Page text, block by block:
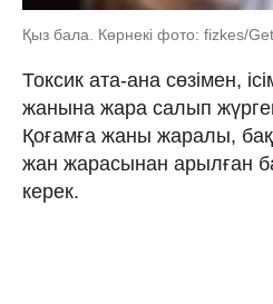
Қыз бала. Көрнекі фото: fizkes/
Токсик ата-ана сөзімен,
жанына жара салып
Қоғамға жаны жаралы,
жан жарасынан арылған
керек.